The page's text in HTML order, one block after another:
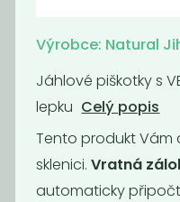
Novinka
Výrobce: Natural
Jáhlové piškotky s
lepku Celý popis
Tento produkt Vám
sklenici. Vratná
automaticky